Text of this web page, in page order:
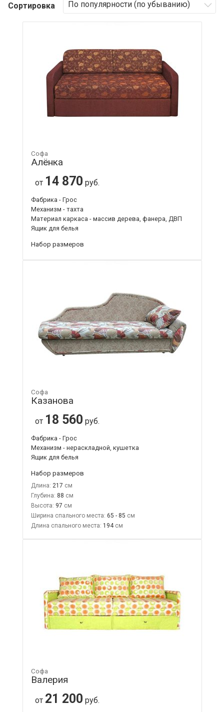
Сортировка
Софа
Алёнка
от 14 870 руб.
Фабрика - Грос
Механизм - тахта
Материал каркаса - массив дерева, фанера, ДВП
Ящик для белья
Набор размеров
Софа
Казанова
от 18 560 руб.
Фабрика - Грос
Механизм - нераскладной, кушетка
Ящик для белья
Набор размеров
Длина: 217
Глубина: 88
Высота: 97
Ширина спального места: 65 - 85
Длина спального места: 194
Софа
Валерия
от 21 200 руб.